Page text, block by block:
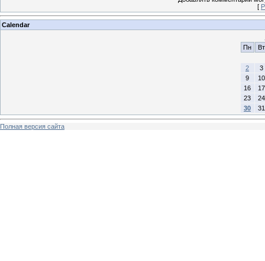
[
Calendar
Пн
Вт
2
3
9
10
16
17
23
24
30
31
Полная версия сайта